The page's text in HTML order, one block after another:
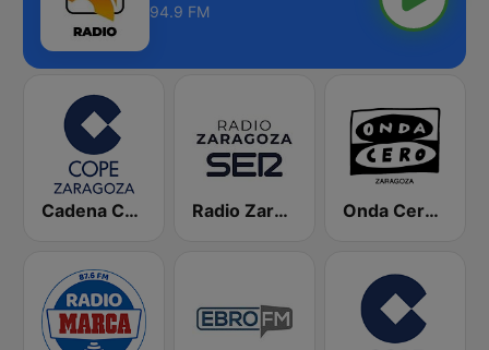
94.9 FM
Cadena COPE Zaragoza Radio Zaragoza SER Onda Cero Zaragoza